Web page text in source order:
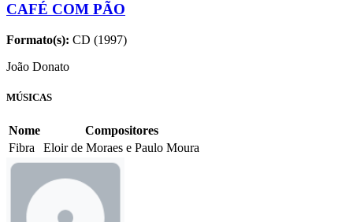
CAFÉ COM PÃO
Formato(s): CD (1997)
João Donato
MÚSICAS
Nome
Compositores
Fibra
Eloir de Moraes e Paulo Moura